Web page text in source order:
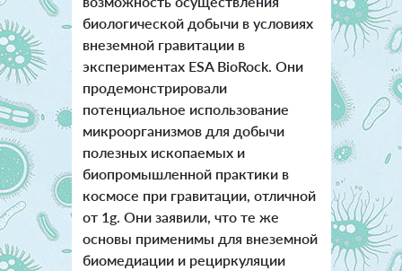
биологической добычи в условиях
внеземной гравитации в
экспериментах ESA BioRock. Они
продемонстрировали
потенциальное использование
микроорганизмов для добычи
полезных ископаемых и
биопромышленной практики в
космосе при гравитации, отличной
от 1g. Они заявили, что те же
основы применимы для внеземной
биомедиации и рециркуляции